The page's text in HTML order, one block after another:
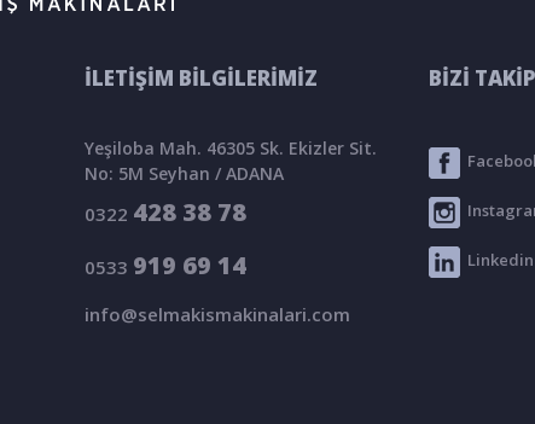
İLETİŞİM BİLGİLERİMİZ
Yeşiloba Mah. 46305 Sk. Ekizler Sit.
No: 5M Seyhan / ADANA
0322 428 38 78
0533 919 69 14
info@selmakismakinalari.com
BİZİ
Linkedin